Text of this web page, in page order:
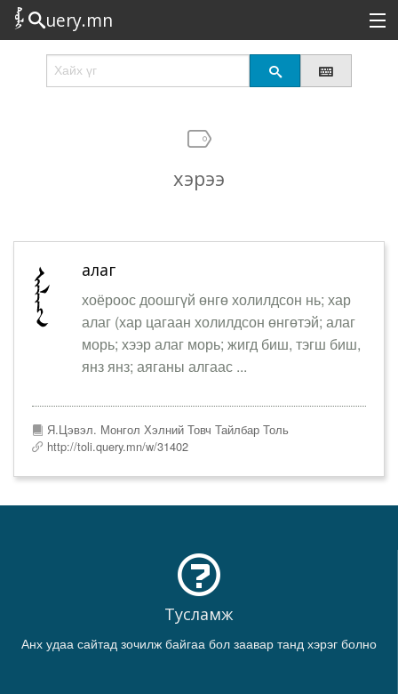
uery.mn
Сонирхолтой
хэрээ
алаг
хоёроос доошгүй өнгө холилдсон нь; хар
алаг (хар цагаан холилдсон өнгөтэй; алаг
морь; хээр алаг морь; жигд биш, тэгш биш,
янз янз; аяганы алгаас ...
Я.Цэвэл. Монгол Хэлний Товч Тайлбар Толь
http://toli.query.mn/w/31402
Тусламж
Анх удаа сайтад зочилж байгаа бол заавар танд хэрэг болно